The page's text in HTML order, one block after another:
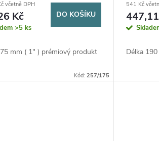
včetně DPH
Kč
>5 ks
DO KOŠÍKU
mm ( 1" ) prémiový produkt
Kód: 257/175
541 Kč
Délka